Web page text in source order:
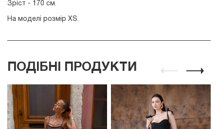
Зріст - 170 см.
На моделі розмір XS.
ПОДІБНІ ПРОДУКТИ